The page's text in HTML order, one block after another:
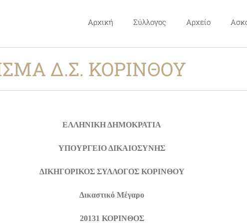
Αρχική Σύλλογος Αρχείο
Δ.Σ. ΚΟΡΙΝΘΟΥ
ΕΛΛΗΝΙΚΗ ΔΗΜΟΚΡΑΤΙΑ
ΥΠΟΥΡΓΕΙΟ ΔΙΚΑΙΟΣΥΝΗΣ
ΔΙΚΗΓΟΡΙΚΟΣ ΣΥΛΛΟΓΟΣ ΚΟΡΙΝΘΟΥ
Δικαστικό Μέγαρο
20131 ΚΟΡΙΝΘΟΣ